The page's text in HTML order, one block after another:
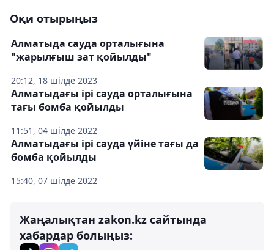
Оқи отырыңыз
20:12, 18 шілде 2023
Алматыда сауда орталығына
"жарылғыш зат қойылды"
11:51, 04 шілде 2022
Алматыдағы ірі сауда орталығына
тағы бомба қойылды
15:40, 07 шілде 2022
Алматыдағы ірі сауда үйіне тағы да
бомба қойылды
Жаңалықтан zakon.kz сайтында
хабардар болыңыз: